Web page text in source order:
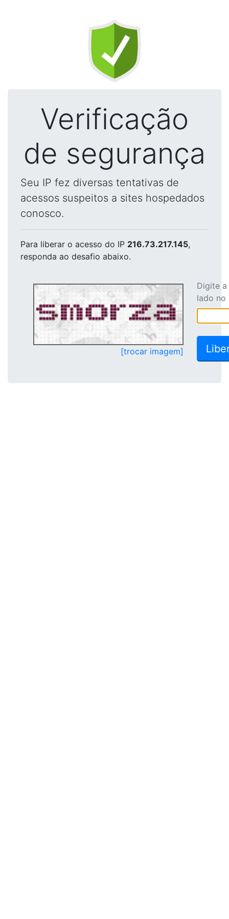
Verificação
de segurança
Seu IP fez diversas tentativas de
acessos suspeitos a sites hospedados
conosco.
Para liberar o acesso do IP 216.73.217.145,
responda ao desafio abaixo.
[trocar imagem]
Digite
lado no